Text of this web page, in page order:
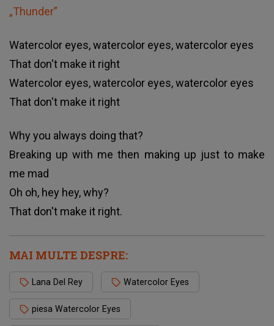
„Thunder”
Watercolor eyes, watercolor eyes, watercolor eyes
That don't make it right
Watercolor eyes, watercolor eyes, watercolor eyes
That don't make it right
Why you always doing that?
Breaking up with me then making up just to make
me mad
Oh oh, hey hey, why?
That don't make it right.
MAI MULTE DESPRE:
Lana Del Rey Watercolor Eyes
piesa Watercolor Eyes